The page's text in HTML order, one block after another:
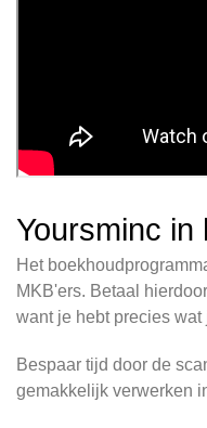
Yoursminc in
Het
MKB'ers. Betaal
want je hebt precies wat
Bespaar tijd door de
gemakkelijk verwerken